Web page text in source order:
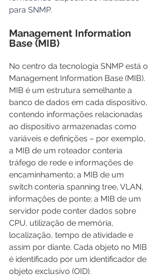
para SNMP.
Management Information
Base (MIB)
No centro da tecnologia SNMP está o
Management Information Base (MIB).
MIB é um estrutura semelhante a
banco de dados em cada dispositivo,
contendo informações relacionadas
ao dispositivo armazenadas como
variáveis ​​e definições – por exemplo,
a MIB de um roteador conteria
tráfego de rede e informações de
encaminhamento; a MIB de um
switch conteria spanning tree, VLAN,
informações de ponte; a MIB de um
servidor pode conter dados sobre
CPU, utilização de memória,
localização, tempo de atividade e
assim por diante. Cada objeto no MIB
é identificado por um identificador de
objeto exclusivo (OID).